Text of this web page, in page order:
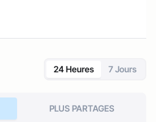
24 Heures 7 Jours
PLUS PARTAGES